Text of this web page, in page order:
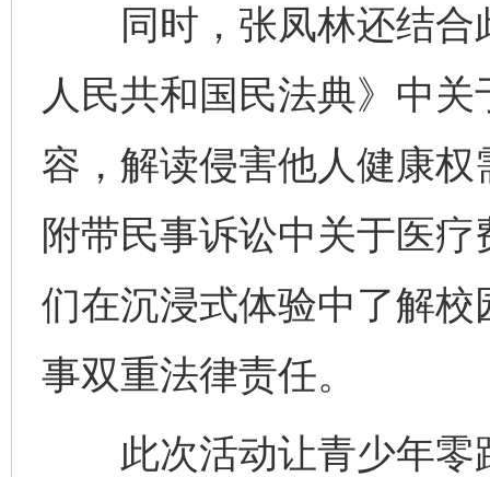
同时，张凤林还结合
人民共和国民法典》中
容，解读侵害他人健康
附带民事诉讼中关于医
们在沉浸式体验中了解
事双重法律责任。
此次活动让青少年零